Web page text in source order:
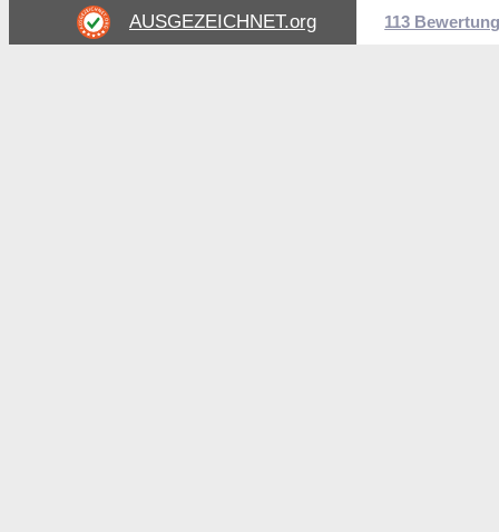
AUSGEZEICHNET.org 113